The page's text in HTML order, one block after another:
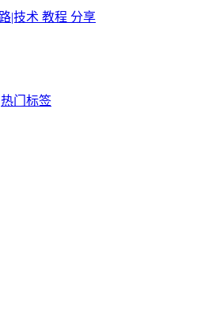
热门标签